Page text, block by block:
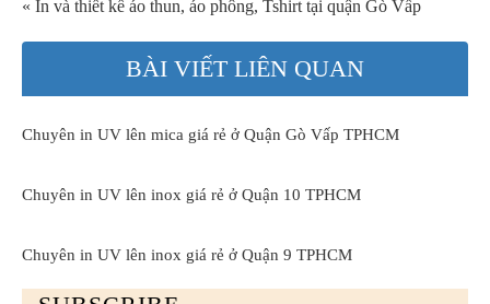
« In và thiết kế áo thun, áo phông, Tshirt tại quận Gò Vấp
BÀI VIẾT LIÊN QUAN
Chuyên in UV lên mica giá rẻ ở Quận Gò Vấp TPHCM
Chuyên in UV lên inox giá rẻ ở Quận 10 TPHCM
Chuyên in UV lên inox giá rẻ ở Quận 9 TPHCM